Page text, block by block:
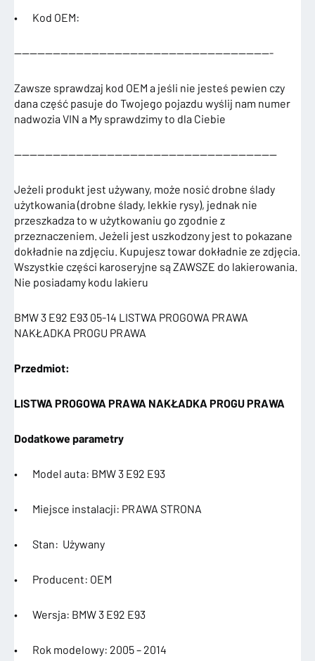
• Kod OEM:
—————————————————————————————————-
Zawsze sprawdzaj kod OEM a jeśli nie jesteś pewien czy
dana część pasuje do Twojego pojazdu wyślij nam numer
nadwozia VIN a My sprawdzimy to dla Ciebie
——————————————————————————————————
Jeżeli produkt jest używany, może nosić drobne ślady
użytkowania (drobne ślady, lekkie rysy), jednak nie
przeszkadza to w użytkowaniu go zgodnie z
przeznaczeniem. Jeżeli jest uszkodzony jest to pokazane
dokładnie na zdjęciu. Kupujesz towar dokładnie ze zdjęcia.
Wszystkie części karoseryjne są ZAWSZE do lakierowania.
Nie posiadamy kodu lakieru
BMW 3 E92 E93 05-14 LISTWA PROGOWA PRAWA
NAKŁADKA PROGU PRAWA
Przedmiot:
LISTWA PROGOWA PRAWA NAKŁADKA PROGU PRAWA
Dodatkowe parametry
• Model auta: BMW 3 E92 E93
• Miejsce instalacji: PRAWA STRONA
• Stan: Używany
• Producent: OEM
• Wersja: BMW 3 E92 E93
• Rok modelowy: 2005 – 2014